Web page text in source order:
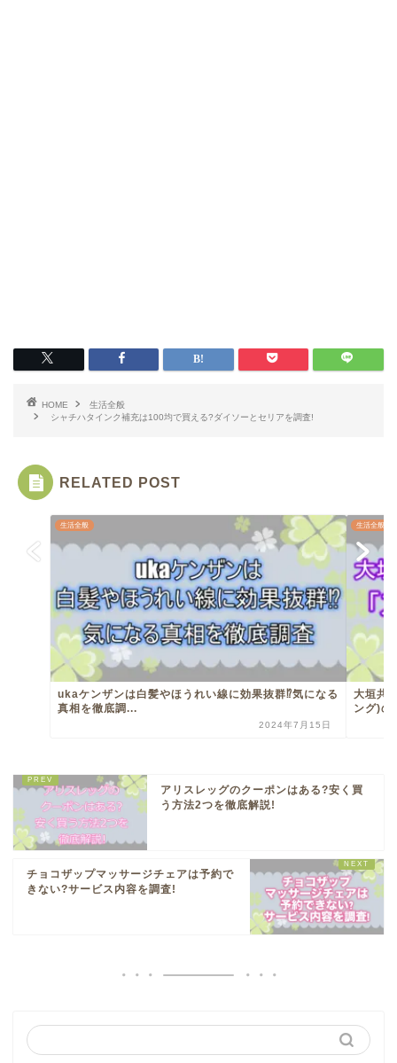
HOME
生活全般
シャチハタインク補充は100均で買える?ダイソーとセリアを調査!
RELATED POST
生活全般
ukaケンザンは白髪やほうれい線に効果抜群⁉︎気になる
真相を徹底調...
2024年7月15日
生活全般
大垣共
ング)の
アリスレッグのクーポンはある?安く買
う方法2つを徹底解説!
チョコザップマッサージチェアは予約で
きない?サービス内容を調査!